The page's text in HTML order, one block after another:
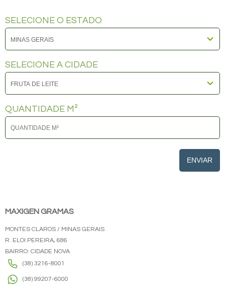
SELECIONE O ESTADO
SELECIONE A CIDADE
QUANTIDADE M²
ENVIAR
MAXIGEN GRAMAS
MONTES CLAROS / MINAS GERAIS
R. ELOI PEREIRA, 686
BAIRRO: CIDADE NOVA
(38) 3216-8001
(38) 99207-6000